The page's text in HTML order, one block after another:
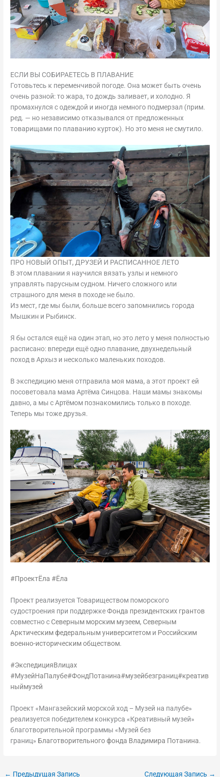
ЕСЛИ ВЫ СОБИРАЕТЕСЬ В ПЛАВАНИЕ
Готовьтесь к переменчивой погоде. Она может быть очень
очень разной: то жара, то дождь заливает, и холодно. Я
промахнулся с одеждой и иногда немного подмерзал (прим.
ред. — но независимо отказывался от предложенных
товарищами по плаванию курток). Но это меня не смутило.
ПРО НОВЫЙ ОПЫТ, ДРУЗЕЙ И РАСПИСАННОЕ ЛЕТО
В этом плавании я научился вязать узлы и немного
управлять парусным судном. Ничего сложного или
страшного для меня в походе не было.
Из мест, где мы были, больше всего запомнились города
Мышкин и Рыбинск.
Я бы остался ещё на один этап, но это лето у меня полностью
расписано: впереди ещё одно плавание, двухнедельный
поход в Архыз и несколько маленьких походов.
В экспедицию меня отправила моя мама, а этот проект ей
посоветовала мама Артёма Синцова. Наши мамы знакомы
давно, а мы с Артёмом познакомились только в походе.
Теперь мы тоже друзья.
#ПроектЁла #Ёла
Проект реализуется Товариществом поморского
судостроения при поддержкеФонда президентских грантов
совместно с Северным морским музеем, Северным
Арктическим федеральным университетом и Российским
военно-историческим обществом.
#ЭкспедицияВлицах
#МузейНаПалубе#ФондПотанина#музейбезграниц#креатив
ныймузей
Проект «Мангазейский морской ход – Музей на палубе»
реализуется победителем конкурса «Креативный музей»
благотворительной программы «Музей без
границ» Благотворительного фонда Владимира Потанина.
← Предыдущая Запись Следующая Запись →